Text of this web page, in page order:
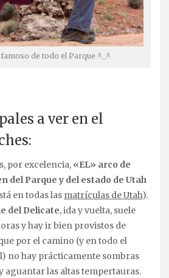
famoso de todo el Parque ^_^
a ver en el
por excelencia, «EL» arco de
del Parque y del estado de Utah
en todas las matrículas de Utah).
del Delicate, ida y vuelta, suele
y hay ir bien provistos de
por el camino (y en todo el
no hay prácticamente sombras
aguantar las altas tempertauras.